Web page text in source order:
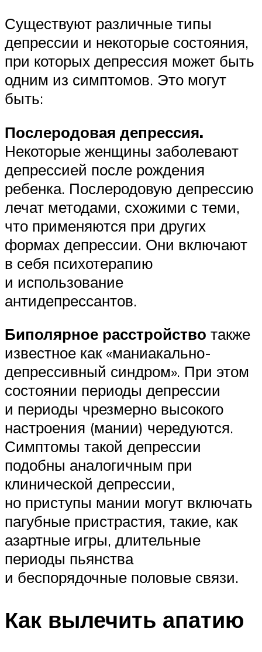
Существуют различные типы
депрессии и некоторые состояния,
при которых депрессия может быть
одним из симптомов. Это могут
быть:
Послеродовая депрессия.
Некоторые женщины заболевают
депрессией после рождения
ребенка. Послеродовую депрессию
лечат методами, схожими с теми,
что применяются при других
формах депрессии. Они включают
в себя психотерапию
и использование
антидепрессантов.
Биполярное расстройство также
известное как «маниакально-
депрессивный синдром». При этом
состоянии периоды депрессии
и периоды чрезмерно высокого
настроения (мании) чередуются.
Симптомы такой депрессии
подобны аналогичным при
клинической депрессии,
но приступы мании могут включать
пагубные пристрастия, такие, как
азартные игры, длительные
периоды пьянства
и беспорядочные половые связи.
Как вылечить апатию